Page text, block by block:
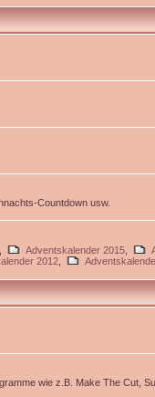
Countdown usw.
Adventskalender 2015
2012
wie z.B. Make The Cut,